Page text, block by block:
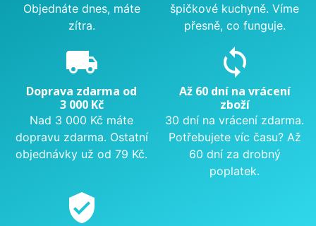
Objednáte dnes, máte
zítra.
špičkové kuchyně. Víme
přesně, co funguje.
local_shipping
Doprava zdarma od
3 000 Kč
Nad 3 000 Kč máte
dopravu zdarma. Ostatní
objednávky už od 79 Kč.
sync
Až 60 dní na vrácení
zboží
30 dní na vrácení zdarma.
Potřebujete víc času? Až
60 dní za drobný
poplatek.
verified_user